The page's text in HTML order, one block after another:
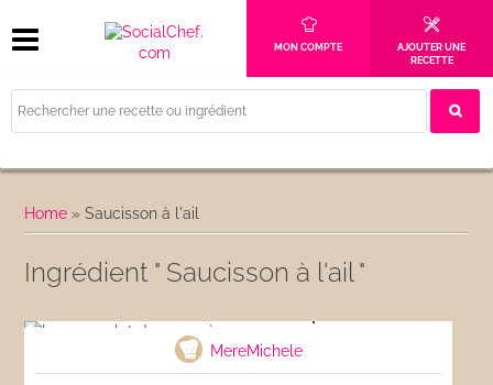
MON COMPTE
AJOUTER UNE
RECETTE
Home »Saucisson à l'ail
Ingrédient " Saucisson à l'ail "
MereMichele